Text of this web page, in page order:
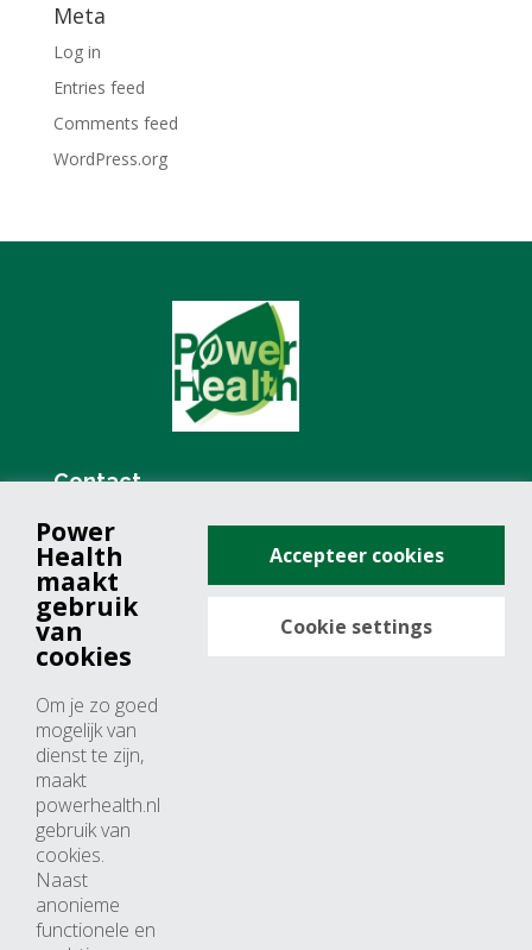
Meta
Log in
Entries feed
Comments feed
WordPress.org
Contact
+31 (0)76 571 19 68
info@powerhealth.nl
Adresse
4817 ZH breda
Nederland
Horaires d’ouvertures
Du lundi au jeudi: 09:00 – 17:00
Vendredi: 09:00 – 15:00
Power
Health
maakt
gebruik
van
cookies
Om je zo goed
mogelijk van
dienst te zijn,
maakt
powerhealth.nl
gebruik van
cookies.
Naast
anonieme
functionele en
Accepteer cookies
Cookie settings